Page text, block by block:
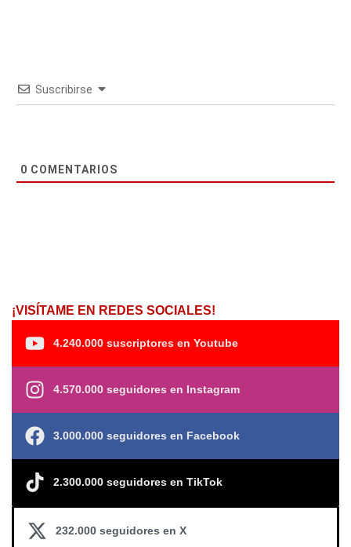
Suscribirse
0 COMENTARIOS
¡VISÍTAME EN REDES SOCIALES!
4.240.000 suscriptores en Youtube
4.570.000 seguidores en Instagram
3.000.000 seguidores en Facebook
2.300.000 seguidores en TikTok
232.000 seguidores en X